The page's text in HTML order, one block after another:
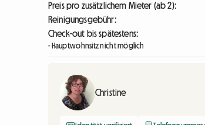
Preis pro zusätzlichem Mieter (ab 2):
Reinigungsgebühr:
Check-out bis spätestens:
- Hauptwohnsitz nicht möglich
Christine